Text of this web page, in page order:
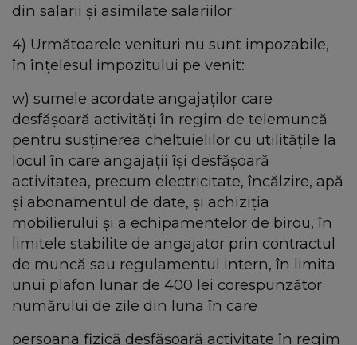
din salarii și asimilate salariilor
4) Următoarele venituri nu sunt impozabile,
în înţelesul impozitului pe venit:
w) sumele acordate angajaților care
desfășoară activități în regim de telemuncă
pentru susținerea cheltuielilor cu utilitățile la
locul în care angajații își desfășoară
activitatea, precum electricitate, încălzire, apă
și abonamentul de date, și achiziția
mobilierului și a echipamentelor de birou, în
limitele stabilite de angajator prin contractul
de muncă sau regulamentul intern, în limita
unui plafon lunar de 400 lei corespunzător
numărului de zile din luna în care
persoana fizică desfășoară activitate în regim